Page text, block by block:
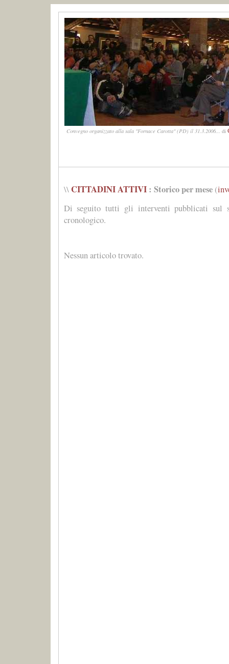
Convegno organizzato alla sala "Fornace Carotta" (PD) il 31.3.2006... di
\\ CITTADINI ATTIVI: Storico per mese(
Di seguito tutti gli interventi pubblicati sul
cronologico.
Nessun articolo trovato.